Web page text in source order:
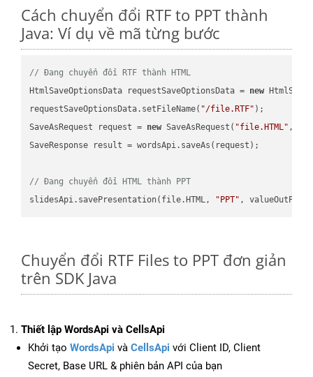
Cách chuyển đổi RTF to PPT thành
Java: Ví dụ về mã từng bước
// Đang chuyển đổi RTF thành HTML
HtmlSaveOptionsData requestSaveOptionsData = new
requestSaveOptionsData.setFileName( "/file.RTF" );
SaveAsRequest request = new SaveAsRequest( "file.HTML"
SaveResponse result = wordsApi.saveAs(request);
// Đang chuyển đổi HTML thành PPT
slidesApi.savePresentation(file.HTML,
"PPT"
Chuyển đổi RTF Files to PPT đơn giản
trên SDK Java
Thiết lập WordsApi và CellsApi
Khởi tạo WordsApi và CellsApi với Client ID, Client
Secret, Base URL & phiên bản API của bạn